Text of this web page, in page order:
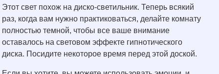
Этот свет похож на диско-светильник. Теперь всякий
раз, когда вам нужно практиковаться, делайте комнату
полностью темной, чтобы все ваше внимание
оставалось на световом эффекте гипнотического
диска. Посидите некоторое время перед этой доской.